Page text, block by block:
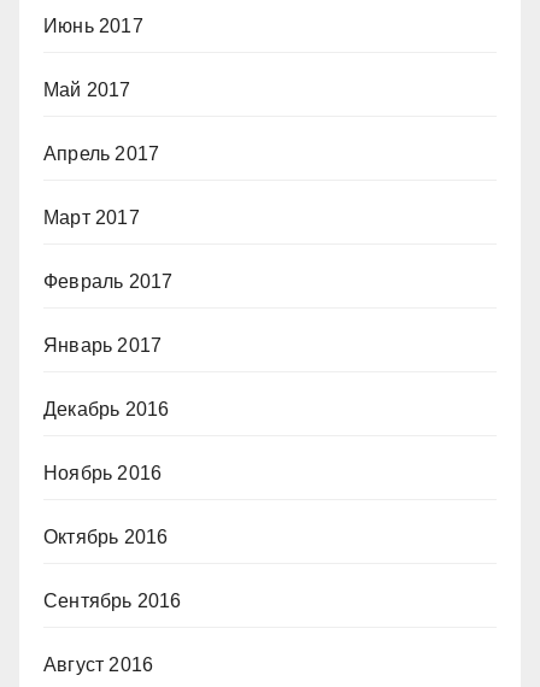
Июнь 2017
Май 2017
Апрель 2017
Март 2017
Февраль 2017
Январь 2017
Декабрь 2016
Ноябрь 2016
Октябрь 2016
Сентябрь 2016
Август 2016